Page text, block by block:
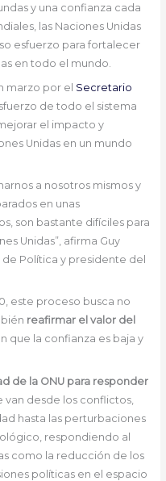
y una confianza cada
las Naciones Unidas
esfuerzo para fortalecer
en todo el mundo.
marzo por el Secretario
de todo el sistema
el impacto y
Unidas en un mundo
a nosotros mismos y
en unas
son bastante difíciles para
Unidas”, afirma Guy
Política y presidente del
este proceso busca no
reafirmar el valor del
que la confianza es baja y
de la ONU para responder
van desde los conflictos,
hasta las perturbaciones
respondiendo al
como la reducción de los
políticas en el espacio